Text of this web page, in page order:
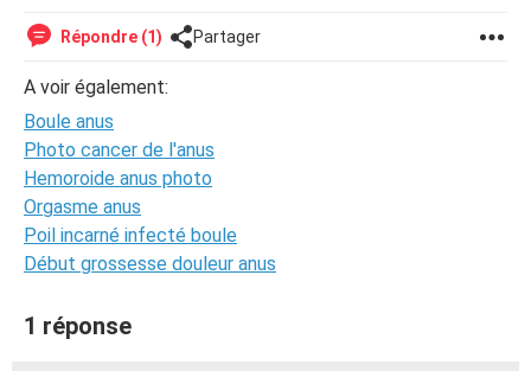
Répondre (1) Partager
A voir également:
Boule anus
Photo cancer de l'anus
Hemoroide anus photo
Orgasme anus
Poil incarné infecté boule
Début grossesse douleur anus
1 réponse